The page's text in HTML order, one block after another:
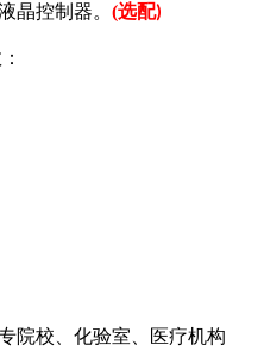
晶控制器。 (选配)
：
院校、化验室、医疗机构